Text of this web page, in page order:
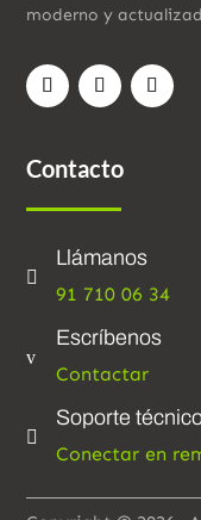
moderno y
Contacto

Llámanos
91 710 06 34
v
Escríbenos
Contactar

Soporte
Conectar en